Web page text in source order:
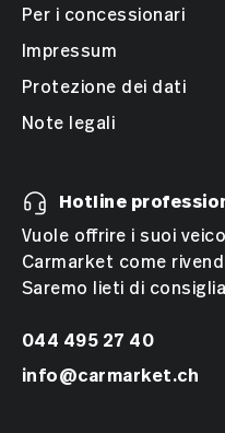
Per i concessionari
Impressum
Protezione dei dati
Note legali
Hotline
Vuole offrire i suoi
Carmarket come
Saremo lieti di
044 495 27 40
info@carmarket.ch